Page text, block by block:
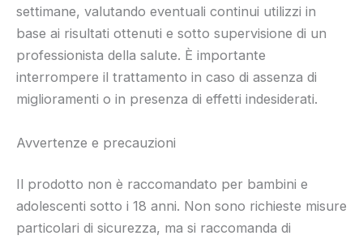
settimane, valutando eventuali continui utilizzi in
base ai risultati ottenuti e sotto supervisione di un
professionista della salute. È importante
interrompere il trattamento in caso di assenza di
miglioramenti o in presenza di effetti indesiderati.
Avvertenze e precauzioni
Il prodotto non è raccomandato per bambini e
adolescenti sotto i 18 anni. Non sono richieste misure
particolari di sicurezza, ma si raccomanda di